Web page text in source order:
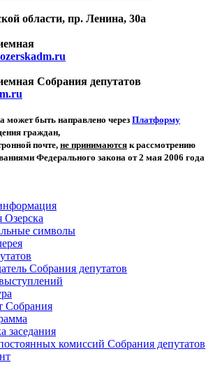
области, пр. Ленина, 30а
Собрания депутатов
может быть направлено через Платформу
граждан,
почте, не принимаются к рассмотрению
Федерального закона от 2 мая 2006 года
Озерска
символы
Собрания депутатов
Собрания
заседания
комиссий Собрания депутатов